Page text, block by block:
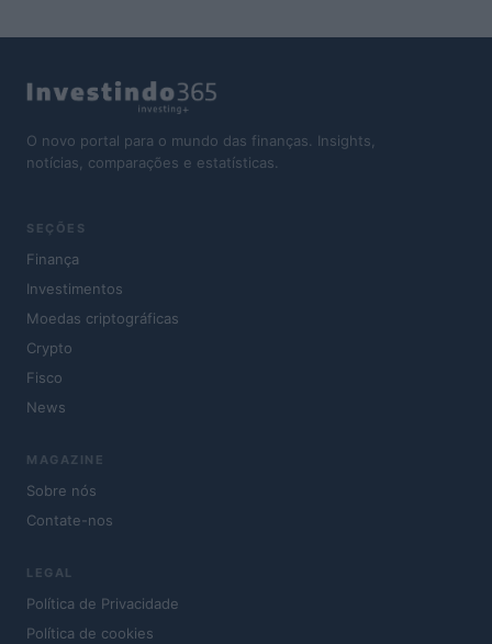
O novo portal para o mundo das finanças. Insights,
notícias, comparações e estatísticas.
SEÇÕES
Finança
Investimentos
Moedas criptográficas
Crypto
Fisco
News
MAGAZINE
Sobre nós
Contate-nos
LEGAL
Política de Privacidade
Política de cookies